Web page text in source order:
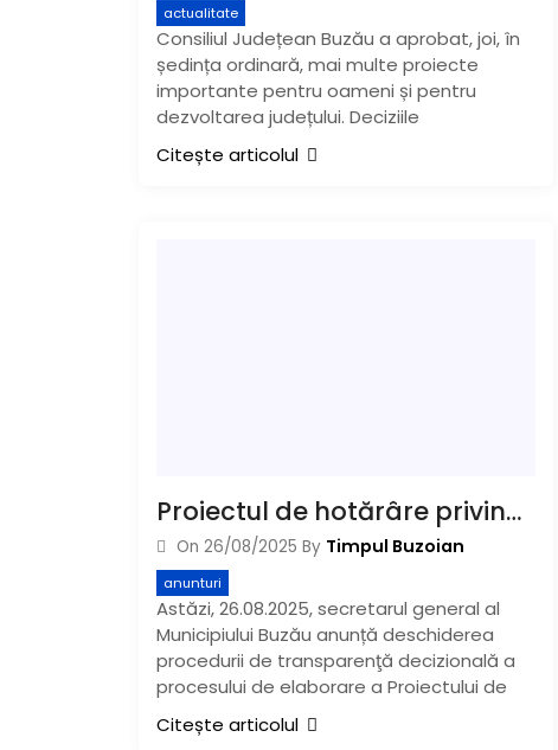
actualitate
Consiliul Județean Buzău a aprobat, joi, în
ședința ordinară, mai multe proiecte
importante pentru oameni și pentru
dezvoltarea județului. Deciziile
Citește articolul
Proiectul de hotărâre privind interzicerea tăierii arborilor sănătoşi fără avizul unei comisii de specialişti, în dezbatere publică. Anunț:
On 26/08/2025 By Timpul Buzoian
anunturi
Astăzi, 26.08.2025, secretarul general al
Municipiului Buzău anunță deschiderea
procedurii de transparenţă decizională a
procesului de elaborare a Proiectului de
Citește articolul